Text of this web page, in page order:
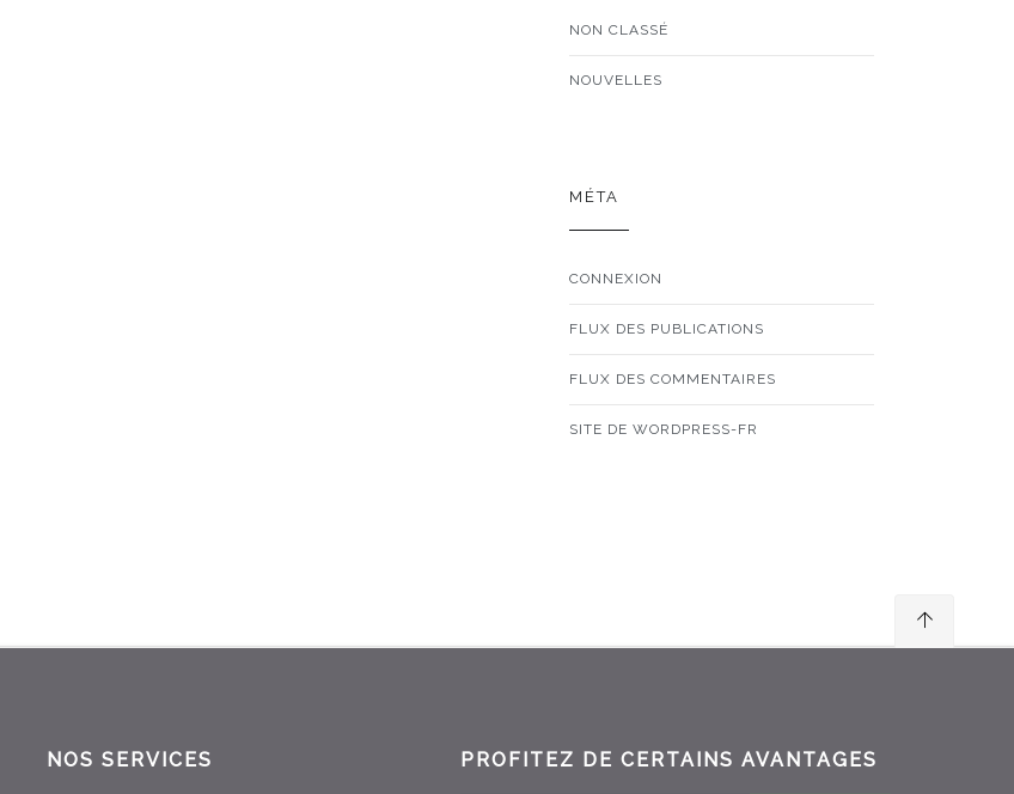
NON CLASSÉ
NOUVELLES
MÉTA
CONNEXION
FLUX DES PUBLICATIONS
FLUX DES COMMENTAIRES
SITE DE WORDPRESS-FR
NOS SERVICES PROFITEZ DE CERTAINS AVANTAGES